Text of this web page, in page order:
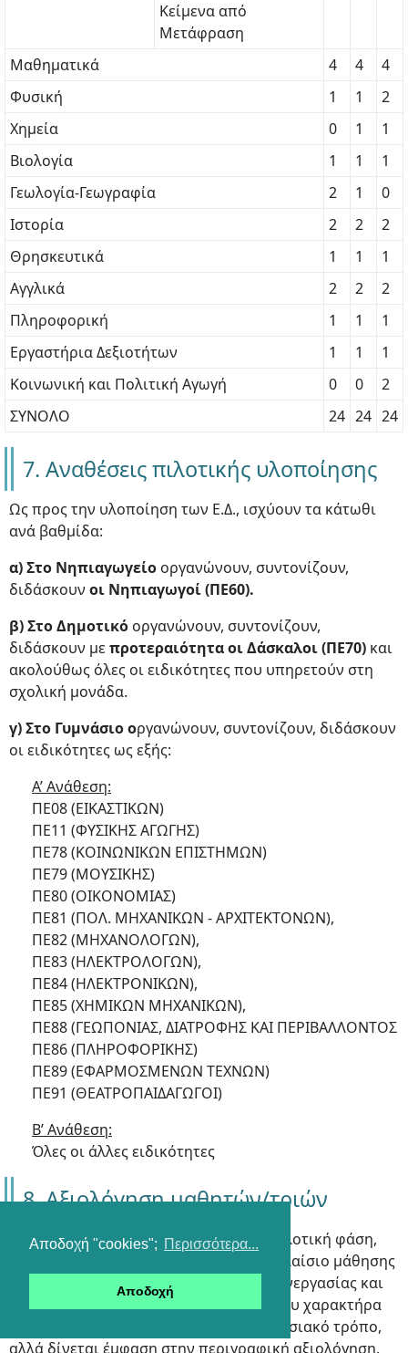
Αποδοχή "cookies"; Περισσότερα...
Αποδοχή
Κείμενα από
Μετάφραση
Μαθηματικά 4 4
4
Φυσική
1 1
2
Χημεία
0 1
1
Βιολογία
1 1
1
Γεωλογία-Γεωγραφία
2 1
0
Ιστορία
2 2
2
Θρησκευτικά
1 1
1
Αγγλικά
2 2
2
Πληροφορική
1 1
1
Εργαστήρια Δεξιοτήτων
1 1
1
Κοινωνική και Πολιτική Αγωγή
0 0
2
ΣΥΝΟΛΟ
24 24 24
7. Αναθέσεις πιλοτικής υλοποίησης
Ως προς την υλοποίηση των Ε.Δ., ισχύουν τα κάτωθι
ανά βαθμίδα:
α) Στο Νηπιαγωγείο οργανώνουν, συντονίζουν,
διδάσκουν οι Νηπιαγωγοί (ΠΕ60).
β) Στο Δημοτικό οργανώνουν, συντονίζουν,
διδάσκουν μεπροτεραιότητα οι Δάσκαλοι (ΠΕ70) και
ακολούθως όλες οι ειδικότητες που υπηρετούν στη
σχολική μονάδα.
γ) Στο Γυμνάσιο οργανώνουν, συντονίζουν, διδάσκουν
οι ειδικότητες ως εξής:
Α’ Ανάθεση:
ΠΕ08 (ΕΙΚΑΣΤΙΚΩΝ)
ΠΕ11 (ΦΥΣΙΚΗΣ ΑΓΩΓΗΣ)
ΠΕ78 (ΚΟΙΝΩΝΙΚΩΝ ΕΠΙΣΤΗΜΩΝ)
ΠΕ79 (ΜΟΥΣΙΚΗΣ)
ΠΕ80 (ΟΙΚΟΝΟΜΙΑΣ)
ΠΕ81 (ΠΟΛ. ΜΗΧΑΝΙΚΩΝ - ΑΡΧΙΤΕΚΤΟΝΩΝ),
ΠΕ82 (ΜΗΧΑΝΟΛΟΓΩΝ),
ΠΕ83 (ΗΛΕΚΤΡΟΛΟΓΩΝ),
ΠΕ84 (ΗΛΕΚΤΡΟΝΙΚΩΝ),
ΠΕ85 (ΧΗΜΙΚΩΝ ΜΗΧΑΝΙΚΩΝ),
ΠΕ88 (ΓΕΩΠΟΝΙΑΣ, ΔΙΑΤΡΟΦΗΣ ΚΑΙ ΠΕΡΙΒΑΛΛΟΝΤΟΣ
ΠΕ86 (ΠΛΗΡΟΦΟΡΙΚΗΣ)
ΠΕ89 (ΕΦΑΡΜΟΣΜΕΝΩΝ ΤΕΧΝΩΝ)
ΠΕ91 (ΘΕΑΤΡΟΠΑΙΔΑΓΩΓΟΙ)
Β’ Ανάθεση:
Όλες οι άλλες ειδικότητες
8. Αξιολόγηση μαθητών/τριών
Τα Εργαστήρια Δεξιοτήτων, κατά την πιλοτική φάση,
εισάγουν καινοτομίες στο κοινωνικό πλαίσιο μάθησης
και επιδιώκουν την καλλιέργεια της συνεργασίας και
της αυτοβελτίωσης. Λόγω του ιδιαίτερου χαρακτήρα
τους, δεν αξιολογούνται με τον παραδοσιακό τρόπο,
αλλά δίνεται έμφαση στην περιγραφική αξιολόγηση.